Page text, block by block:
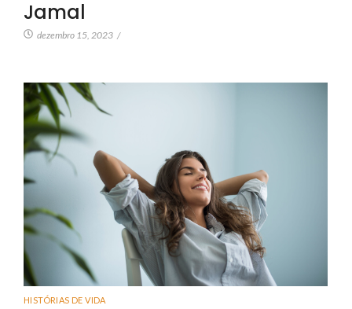
Jamal
dezembro 15, 2023 /
HISTÓRIAS DE VIDA